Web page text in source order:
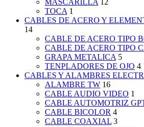
MASCARILLA 12
TOCA 1
CABLES DE ACERO Y
14
CABLE DE ACERO TIPO
CABLE DE ACERO TIPO
GRAPA METALICA 5
TENPLADORES DE OJO 4
CABLES Y ALAMBRES
ALAMBRE TW 16
CABLE AUDIO VIDEO 1
CABLE AUTOMOTRIZ
CABLE BICOLOR 4
CABLE COAXIAL 3